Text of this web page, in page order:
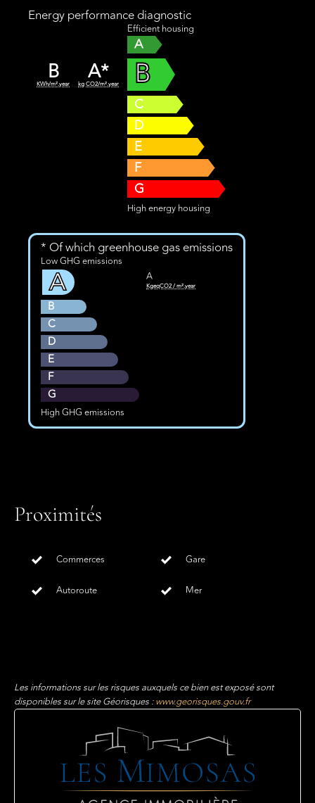
Energy performance diagnostic
B
KWh/m².year A*
kg CO2/m².year
Efficient housing
A
B
C
D
E
F
G
High energy housing
* Of which greenhouse gas emissions
Low GHG emissions
A
B
C
D
E
F
G
High GHG emissions
A
KgeqCO2 / m².year
Proximités
Commerces Gare
Autoroute Mer
Les informations sur les risques auxquels ce bien est exposé sont
disponibles sur le site Géorisques :www.georisques.gouv.fr